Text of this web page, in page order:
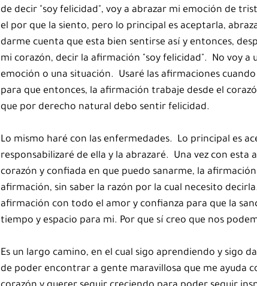
de decir "soy felicidad", voy a abrazar mi emoción de
el por que la siento, pero lo principal es aceptarla,
darme cuenta que esta bien sentirse así y entonces,
mi corazón, decir la afirmación "soy felicidad".  No voy a
emoción o una situación.  Usaré las afirmaciones
para que entonces, la afirmación trabaje desde el
que por derecho natural debo sentir felicidad.
Lo mismo haré con las enfermedades.  Lo principal es
responsabilizaré de ella y la abrazaré.  Una vez con
corazón y confiada en que puedo sanarme, la
afirmación, sin saber la razón por la cual necesito
afirmación con todo el amor y confianza para que la
tiempo y espacio para mi. Por que sí creo que nos
Es un largo camino, en el cual sigo aprendiendo y sigo
de poder encontrar a gente maravillosa que me ayuda